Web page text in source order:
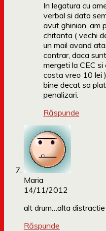
In legatura cu
verbal si data
avut ghinion, am
chitanta ( vechi
un mail avand
contrar, daca
mergeti la CEC
costa vreo 10 lei
bine decat sa
penalizari.
Răspunde
Maria
14/11/2012
alt drum…alta distractie
Răspunde